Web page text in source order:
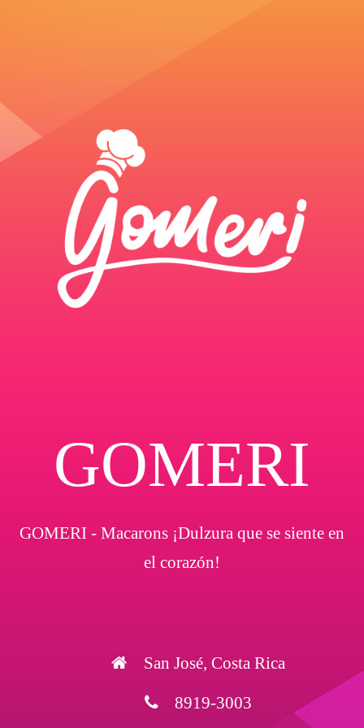
GOMERI
GOMERI - Macarons ¡Dulzura que se siente en
el corazón!
San José, Costa Rica
8919-3003